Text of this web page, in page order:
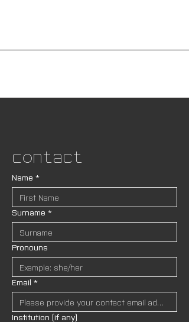
Contact
Name *
Surname *
Pronouns
Email *
Institution (if any)